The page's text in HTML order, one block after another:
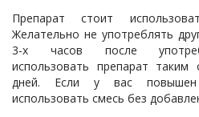
Препарат стоит
Желательно не употреблять
3-х часов после
использовать препарат
дней. Если у вас
использовать смесь без